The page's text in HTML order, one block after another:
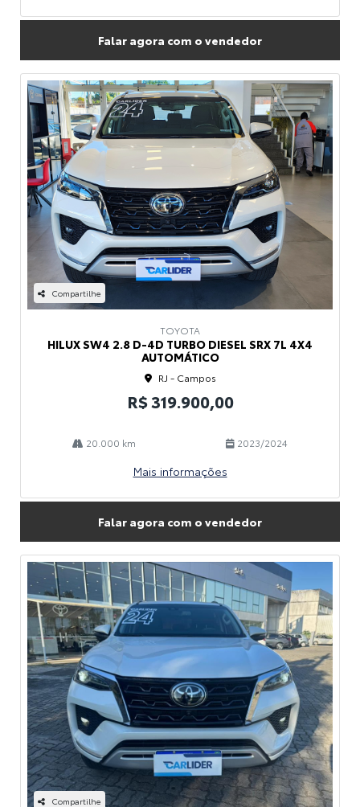
Falar agora com o vendedor
Compartilhe
TOYOTA
HILUX SW4 2.8 D-4D TURBO DIESEL SRX 7L 4X4
AUTOMÁTICO
RJ - Campos
R$ 319.900,00
20.000 km 2023/2024
Mais informações
Falar agora com o vendedor
Compartilhe